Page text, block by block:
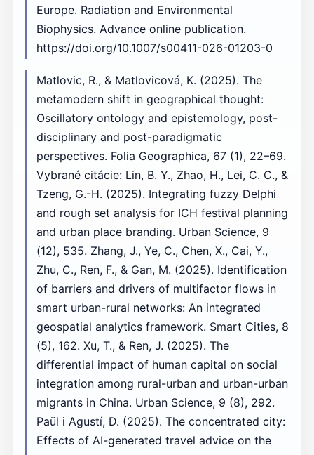
Europe. Radiation and Environmental
Biophysics. Advance online publication.
https://doi.org/10.1007/s00411-026-01203-0
Matlovic, R., & Matlovicová, K. (2025). The
metamodern shift in geographical thought:
Oscillatory ontology and epistemology, post-
disciplinary and post-paradigmatic
perspectives. Folia Geographica, 67 (1), 22–69.
Vybrané citácie: Lin, B. Y., Zhao, H., Lei, C. C., &
Tzeng, G.-H. (2025). Integrating fuzzy Delphi
and rough set analysis for ICH festival planning
and urban place branding. Urban Science, 9
(12), 535. Zhang, J., Ye, C., Chen, X., Cai, Y.,
Zhu, C., Ren, F., & Gan, M. (2025). Identification
of barriers and drivers of multifactor flows in
smart urban-rural networks: An integrated
geospatial analytics framework. Smart Cities, 8
(5), 162. Xu, T., & Ren, J. (2025). The
differential impact of human capital on social
integration among rural-urban and urban-urban
migrants in China. Urban Science, 9 (8), 292.
Paül i Agustí, D. (2025). The concentrated city:
Effects of AI-generated travel advice on the